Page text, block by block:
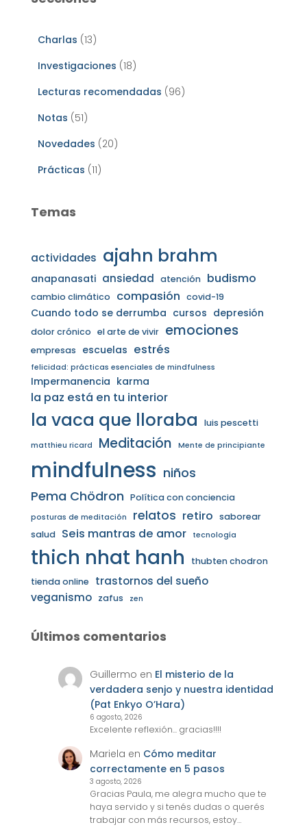
Charlas (13)
Investigaciones (18)
Lecturas recomendadas (96)
Notas (51)
Novedades (20)
Prácticas (11)
Temas
actividades ajahn brahm
anapanasati ansiedad atención budismo
cambio climático compasión covid-19
Cuando todo se derrumba cursos depresión
dolor crónico el arte de vivir emociones
empresas escuelas estrés
felicidad: prácticas esenciales de mindfulness
Impermanencia karma
la paz está en tu interior
la vaca que lloraba luis pescetti
matthieu ricard Meditación Mente de principiante
mindfulness niños
Pema Chödron Política con conciencia
posturas de meditación relatos retiro saborear
salud Seis mantras de amor tecnología
thich nhat hanh
thubten chodron
tienda online trastornos del sueño
veganismo zafus zen
Últimos comentarios
Guillermo en El misterio de la
verdadera senjo y nuestra identidad
(Pat Enkyo O’Hara)
6 agosto, 2026
Excelente reflexión... gracias!!!!
Mariela en Cómo meditar
correctamente en 5 pasos
3 agosto, 2026
Gracias Paula, me alegra mucho que te
haya servido y si tenés dudas o querés
trabajar con más recursos, estoy…